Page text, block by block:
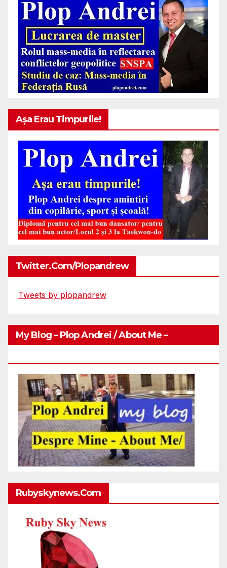
Așa Erau Timpurile!
Twitter.com/plopandrew
Tweets by plopandrew
My Blog – Plop Andrei / About Me –
Rubyskynews.com